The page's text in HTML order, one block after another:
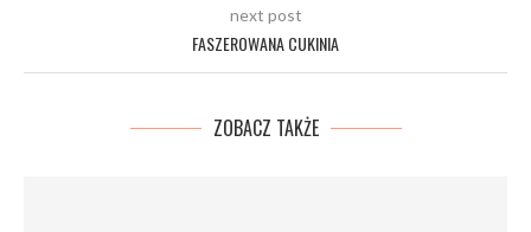
next post
FASZEROWANA CUKINIA
ZOBACZ TAKŻE